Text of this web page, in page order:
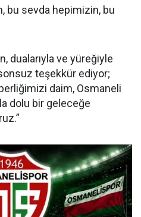
bu sevda hepimizin, bu
dualarıyla ve yüreğiyle
teşekkür ediyor;
daim, Osmaneli
dolu bir geleceğe